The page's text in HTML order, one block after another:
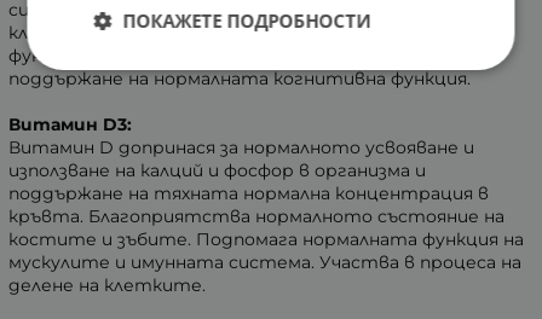
синтеза на белтъчини. Допринася за защитата на
клетките от оксидативен стрес и за нормалната
функция на имунната система. Подпомага за
поддържане на нормалната когнитивна функция.
Витамин D3:
Витамин D допринася за нормалното усвояване и
използване на калций и фосфор в организма и
поддържане на тяхната нормална концентрация в
кръвта. Благоприятства нормалното състояние на
костите и зъбите. Подпомага нормалната функция на
мускулите и имунната система. Участва в процеса на
делене на клетките.
ПОКАЖЕТЕ ПОДРОБНОСТИ